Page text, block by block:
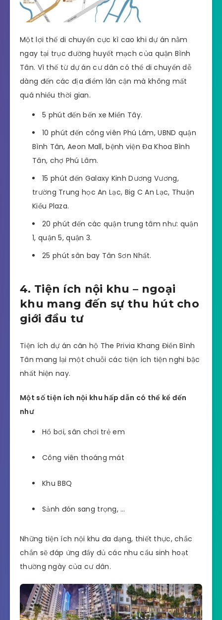
Một lợi thế di chuyển cực kì cao khi dự án nằm
ngay tại trục đường huyết mạch của quận Bình
Tân. Vì thế từ dự án cư dân có thể di chuyển dễ
dàng đến các địa điểm lân cận mà không mất
quá nhiều thời gian.
5 phút đến bến xe Miền Tây.
10 phút đến công viên Phú Lâm, UBND quận
Bình Tân, Aeon Mall, bệnh viện Đa Khoa Bình
Tân, chợ Phú Lâm.
15 phút đến Galaxy Kinh Dương Vương,
trường Trung học An Lạc, Big C An Lạc, Thuận
Kiều Plaza.
20 phút đến các quận trung tâm như: quận
1, quận 5, quận 3.
25 phút sân bay Tân Sơn Nhất.
4. Tiện ích nội khu – ngoại
khu mang đến sự thu hút cho
giới đầu tư
Tiện ích dự án căn hộ The Privia Khang Điền Bình
Tân mang lại một chuỗi các tiện ích tiện nghi bậc
nhất hiện nay.
Một số tiện ích nội khu hấp dẫn có thể kể đến
như
Hồ bơi, sân chơi trẻ em
Công viên thoáng mát
Khu BBQ
Sảnh đón sang trọng, …
Những tiện ích nội khu đa dạng, thiết thực, chắc
chắn sẽ đáp ứng đầy đủ các nhu cầu sinh hoạt
thường ngày của cư dân.